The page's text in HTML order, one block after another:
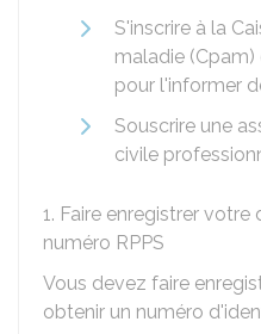
S'inscrire à la
maladie
pour l'informer
Souscrire une
civile
1. Faire enregistrer
numéro RPPS
Vous devez faire
obtenir un numéro